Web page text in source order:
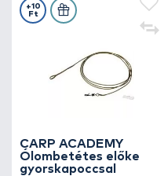
CARP ACADEMY
Ólombetétes előke
gyorskapoccsal
+10
Ft